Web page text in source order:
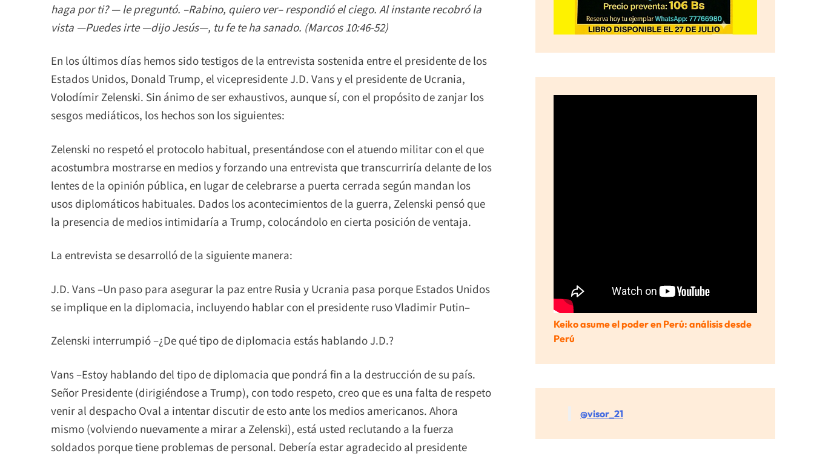
haga por ti? — le preguntó. –Rabino, quiero ver– respondió el ciego. Al instante recobró la
vista —Puedes irte —dijo Jesús—, tu fe te ha sanado. (Marcos 10:46-52)
En los últimos días hemos sido testigos de la entrevista sostenida entre el presidente de los
Estados Unidos, Donald Trump, el vicepresidente J.D. Vans y el presidente de Ucrania,
Volodímir Zelenski. Sin ánimo de ser exhaustivos, aunque sí, con el propósito de zanjar los
sesgos mediáticos, los hechos son los siguientes:
Zelenski no respetó el protocolo habitual, presentándose con el atuendo militar con el que
acostumbra mostrarse en medios y forzando una entrevista que transcurriría delante de los
lentes de la opinión pública, en lugar de celebrarse a puerta cerrada según mandan los
usos diplomáticos habituales. Dados los acontecimientos de la guerra, Zelenski pensó que
la presencia de medios intimidaría a Trump, colocándolo en cierta posición de ventaja.
La entrevista se desarrolló de la siguiente manera:
J.D. Vans –Un paso para asegurar la paz entre Rusia y Ucrania pasa porque Estados Unidos
se implique en la diplomacia, incluyendo hablar con el presidente ruso Vladimir Putin–
Zelenski interrumpió –¿De qué tipo de diplomacia estás hablando J.D.?
Vans –Estoy hablando del tipo de diplomacia que pondrá fin a la destrucción de su país.
Señor Presidente (dirigiéndose a Trump), con todo respeto, creo que es una falta de respeto
venir al despacho Oval a intentar discutir de esto ante los medios americanos. Ahora
mismo (volviendo nuevamente a mirar a Zelenski), está usted reclutando a la fuerza
soldados porque tiene problemas de personal. Debería estar agradecido al presidente
Keiko asume el poder en Perú: análisis desde
Perú
@visor_21